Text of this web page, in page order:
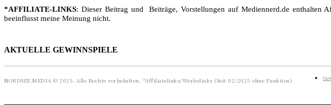
*AFFILIATE-LINKS: Dieser Beitrag und Beiträge, Vorstellungen auf Mediennerd.de
beeinflusst meine Meinung nicht.
AKTUELLE GEWINNSPIELE
NORDSEE.MEDIA © 2025. Alle Rechte vorbehalten. *Affiliatelinks/Werbelinks (Seit 02/2025 ohne Funktion)